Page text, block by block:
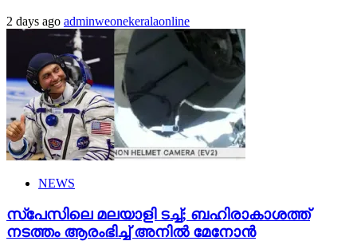
2 days ago adminweonekeralaonline
NEWS
സ്‌പേസിലെ മലയാളി ടച്ച്; ബഹിരാകാശത്ത്
നടത്തം ആരംഭിച്ച് അനില്‍ മേനോന്‍